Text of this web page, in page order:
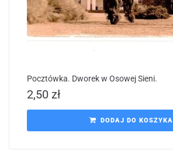
Pocztówka. Dworek w Osowej Sieni.
2,50 zł
DODAJ DO KOSZYKA